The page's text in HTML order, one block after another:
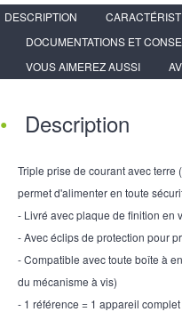
DESCRIPTION
DOCUMENTATIONS ET
VOUS AIMEREZ AUSSI
Description
Triple prise de courant avec
permet d'alimenter en toute
- Livré avec plaque de finition en
- Avec éclips de protection pour
- Compatible avec toute boîte à
du mécanisme à vis)
- 1 référence = 1 appareil